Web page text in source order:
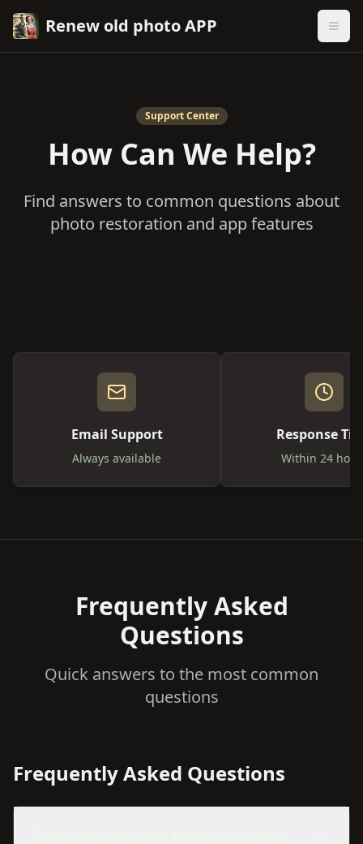
Renew old photo APP
Support Center
How Can We Help?
Find answers to common questions about
photo restoration and app features
Email Support
Always available
Response
Within 24
Frequently Asked
Questions
Quick answers to the most common
questions
Frequently Asked Questions